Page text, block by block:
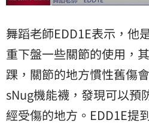
舞蹈老師EDD1E表示，他
重下盤一些關節的使用，
踝，關節的地方慣性舊傷
sNug機能襪，發現可以預
經受傷的地方。EDD1E提